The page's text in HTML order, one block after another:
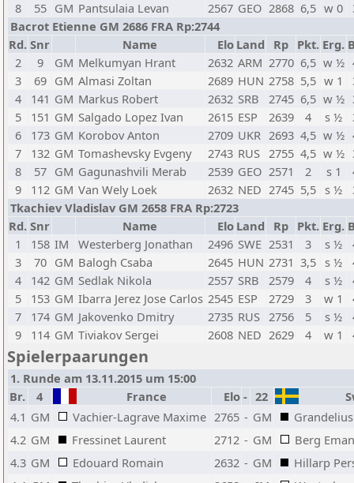
8
55 GM Pantsulaia Levan 2567 GEO 2868 6,5 w 0
Bacrot Etienne GM 2686 FRA Rp:2744
Rd. Snr Name Elo Land Rp Pkt. Erg.
2
9 GM Melkumyan Hrant 2632 ARM 2770 6,5 w ½
3
69 GM Almasi Zoltan 2689 HUN 2758 5,5 w 1
4
141 GM Markus Robert 2632 SRB 2745 6,5 w ½
5
151 GM Salgado Lopez Ivan 2615 ESP 2639 4 s ½
6
173 GM Korobov Anton 2709 UKR 2693 4,5 w ½
7
132 GM Tomashevsky Evgeny 2743 RUS 2755 4,5 w ½
8
57 GM Gagunashvili Merab 2539 GEO 2571 2 s 1
9
112 GM Van Wely Loek 2632 NED 2745 5,5 s ½
Tkachiev Vladislav GM 2658 FRA Rp:2723
Rd. Snr Name Elo Land Rp Pkt. Erg.
1
158 IM Westerberg Jonathan 2496 SWE 2531 3 s ½
3
70 GM Balogh Csaba 2645 HUN 2731 3,5 s ½
4
142 GM Sedlak Nikola 2557 SRB 2579 4 s ½
5
153 GM Ibarra Jerez Jose Carlos 2545 ESP 2729 3 w 1
7
174 GM Jakovenko Dmitry 2735 RUS 2756 5 s ½
9
114 GM Tiviakov Sergei 2608 NED 2629 4 w 1
Spielerpaarungen
1. Runde am 13.11.2015 um 15:00
Br.
4 France Elo - 22
4.1 GM Vachier-Lagrave Maxime 2765 - GM
4.2 GM Fressinet Laurent 2712 - GM
Berg
4.3 GM Edouard Romain 2632 - GM
Hillarp